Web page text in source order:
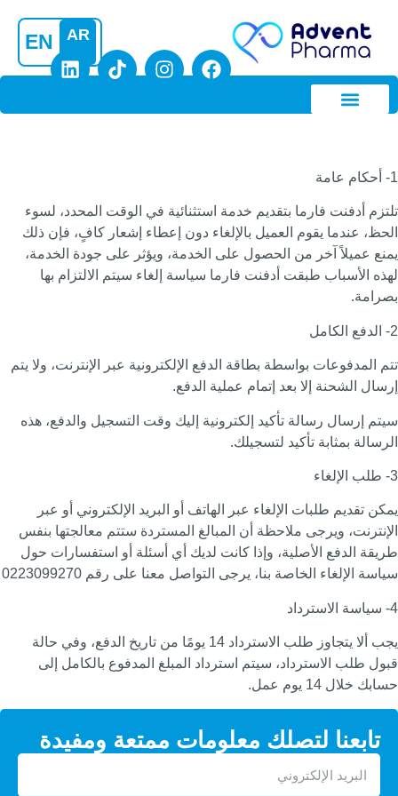
AR
EN
في الوقت المحدد، لسوء
دون إعطاء إشعار كافٍ، فإن ذلك
ويؤثر على جودة الخدمة،
إلغاء سيتم الالتزام بها
الإلكترونية عبر الإنترنت، ولا يتم
الدفع.
إليك وقت التسجيل والدفع، هذه
أو البريد الإلكتروني أو عبر
المستردة ستتم معالجتها بنفس
لديك أي أسئلة أو استفسارات حول
معنا على رقم 0223099270
يجب ألا يتجاوز طلب الاسترداد 14 يومًا من تاريخ الدفع، وفي حالة
المبلغ المدفوع بالكامل إلى
ممتعة ومفيدة